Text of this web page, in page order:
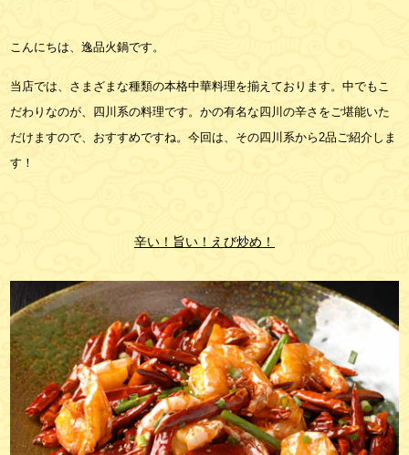
こんにちは、逸品火鍋です。
当店では、さまざまな種類の本格中華料理を揃えております。中でもこ
だわりなのが、四川系の料理です。かの有名な四川の辛さをご堪能いた
だけますので、おすすめですね。今回は、その四川系から2品ご紹介しま
す！
辛い！旨い！えび炒め！